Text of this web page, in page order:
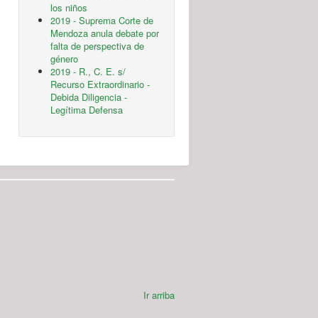
los niños
2019 - Suprema Corte de
Mendoza anula debate por
falta de perspectiva de
género
2019 - R., C. E. s/
Recurso Extraordinario -
Debida Diligencia -
Legítima Defensa
Ir arriba